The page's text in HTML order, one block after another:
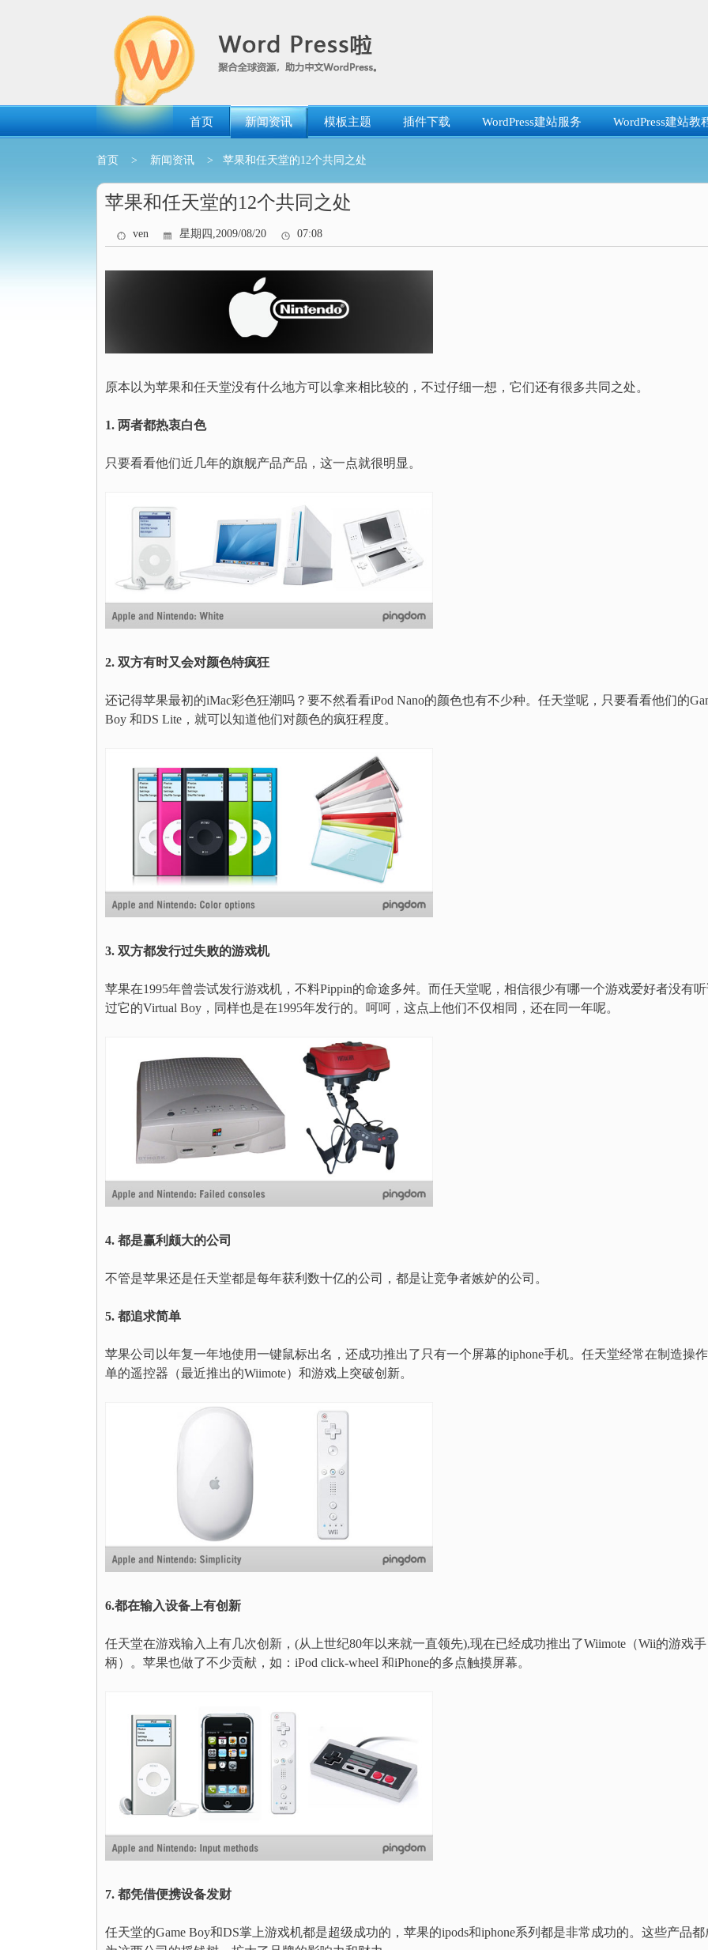
首页 新闻资讯 模板主题 插件下载 WordPress建站服务 WordPress建站教
首页 > 新闻资讯 > 苹果和任天堂的12个共同之处
苹果和任天堂的12个共同之处
ven 星期四,2009/08/20 07:08
原本以为苹果和任天堂没有什么地方可以拿来相比较的，不过仔细一想，它们还有很多共同之处。
1. 两者都热衷白色
只要看看他们近几年的旗舰产品产品，这一点就很明显。
2. 双方有时又会对颜色特疯狂
还记得苹果最初的iMac彩色狂潮吗？要不然看看iPod Nano的颜色也有不少种。任天堂呢，只要看看他们的
Boy 和DS Lite，就可以知道他们对颜色的疯狂程度。
3. 双方都发行过失败的游戏机
苹果在1995年曾尝试发行游戏机，不料Pippin的命途多舛。而任天堂呢，相信很少有哪一个游戏爱好者没有
过它的Virtual Boy，同样也是在1995年发行的。呵呵，这点上他们不仅相同，还在同一年呢。
4. 都是赢利颇大的公司
不管是苹果还是任天堂都是每年获利数十亿的公司，都是让竞争者嫉妒的公司。
5. 都追求简单
苹果公司以年复一年地使用一键鼠标出名，还成功推出了只有一个屏幕的iphone手机。任天堂经常在制造操
单的遥控器（最近推出的Wiimote）和游戏上突破创新。
6.都在输入设备上有创新
任天堂在游戏输入上有几次创新，(从上世纪80年以来就一直领先),现在已经成功推出了Wiimote（Wii的游戏手
柄）。苹果也做了不少贡献，如：iPod click-wheel 和iPhone的多点触摸屏幕。
7. 都凭借便携设备发财
任天堂的Game Boy和DS掌上游戏机都是超级成功的，苹果的ipods和iphone系列都是非常成功的。这些产品都